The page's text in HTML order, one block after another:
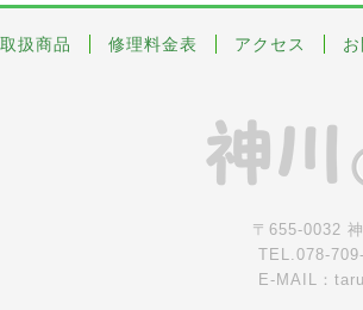
取扱商品 修理料金表 アクセス
〒655-0032
TEL.078-
E-MAIL：